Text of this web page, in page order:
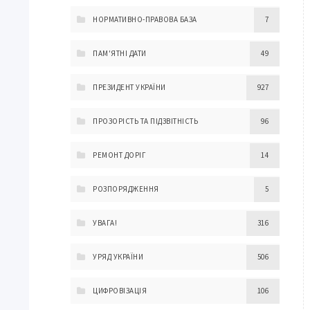
НОРМАТИВНО-ПРАВОВА БАЗА 7
ПАМ'ЯТНІ ДАТИ 49
ПРЕЗИДЕНТ УКРАЇНИ 927
ПРОЗОРІСТЬ ТА ПІДЗВІТНІСТЬ 96
РЕМОНТ ДОРІГ 14
РОЗПОРЯДЖЕННЯ 5
УВАГА! 316
УРЯД УКРАЇНИ 506
ЦИФРОВІЗАЦІЯ 106